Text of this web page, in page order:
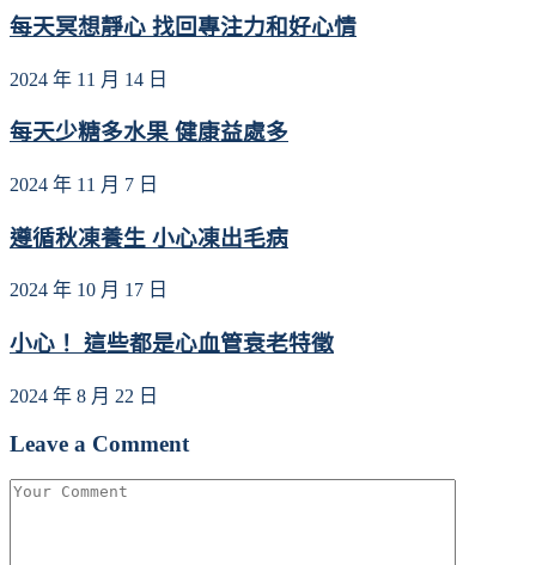
每天冥想靜心 找回專注力和好心情
2024 年 11 月 14 日
每天少糖多水果 健康益處多
2024 年 11 月 7 日
遵循秋凍養生 小心凍出毛病
2024 年 10 月 17 日
小心！ 這些都是心血管衰老特徵
2024 年 8 月 22 日
Leave a Comment